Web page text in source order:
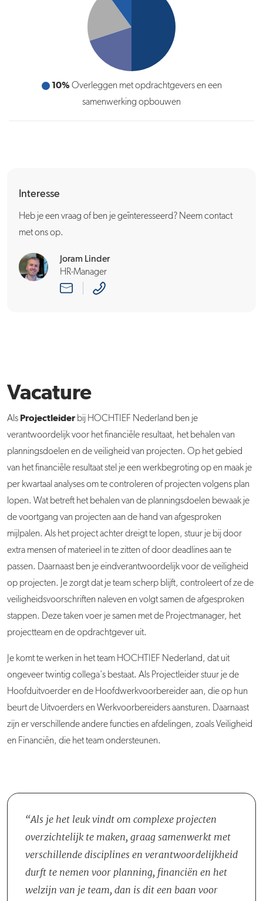
50%Project binnen budget en planning aansturen
Interesse
Heb je een vraag of ben je geïnteresseerd? Neem contact
met ons op.
Joram Linder
HR-Manager
Vacature
Als Projectleiderbij HOCHTIEF Nederland ben je
verantwoordelijk voor het financiële resultaat, het behalen van
planningsdoelen en de veiligheid van projecten. Op het gebied
van het financiële resultaat stel je een werkbegroting op en maak je
per kwartaal analyses om te controleren of projecten volgens plan
lopen. Wat betreft het behalen van de planningsdoelen bewaak je
de voortgang van projecten aan de hand van afgesproken
mijlpalen. Als het project achter dreigt te lopen, stuur je bij door
extra mensen of materieel in te zitten of door deadlines aan te
passen. Daarnaast ben je eindverantwoordelijk voor de veiligheid
op projecten. Je zorgt dat je team scherp blijft, controleert of ze de
veiligheidsvoorschriften naleven en volgt samen de afgesproken
stappen. Deze taken voer je samen met de Projectmanager, het
projectteam en de opdrachtgever uit.
Je komt te werken in het team HOCHTIEF Nederland, dat uit
ongeveer twintig collega's bestaat. Als Projectleider stuur je de
Hoofduitvoerder en de Hoofdwerkvoorbereider aan, die op hun
beurt de Uitvoerders en Werkvoorbereiders aansturen. Daarnaast
zijn er verschillende andere functies en afdelingen, zoals Veiligheid
en Financiën, die het team ondersteunen.
Als je het leuk vindt om complexe projecten
overzichtelijk te maken, graag samenwerkt met
verschillende disciplines en verantwoordelijkheid
durft te nemen voor planning, financiën en het
welzijn van je team, dan is dit een baan voor